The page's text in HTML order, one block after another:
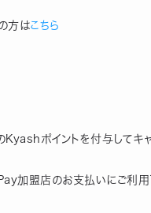
方はこちら
ポイントを付与してキャ
　　　　　　　　　　　
加盟店のお支払いにご利用
　　　　　　　　　　　　